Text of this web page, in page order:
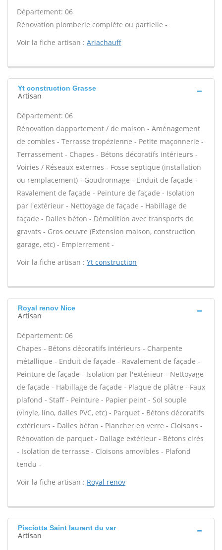
Département: 06
Rénovation plomberie complète ou partielle -
Voir la fiche artisan : Ariachauff
Yt construction Grasse
Artisan
Département: 06
Rénovation dappartement / de maison - Aménagement
de combles - Terrasse tropézienne - Petite maçonnerie -
Terrassement - Chapes - Bétons décoratifs intérieurs -
Voiries / Réseaux externes - Fosse septique (installation
ou remplacement) - Goudronnage - Enduit de façade -
Ravalement de façade - Peinture de façade - Isolation
par l'extérieur - Nettoyage de façade - Habillage de
façade - Dalles béton - Démolition avec transports de
gravats - Gros oeuvre (Extension maison, construction
garage, etc) - Empierrement -
Voir la fiche artisan : Yt construction
Royal renov Nice
Artisan
Département: 06
Chapes - Bétons décoratifs intérieurs - Charpente
métallique - Enduit de façade - Ravalement de façade -
Peinture de façade - Isolation par l'extérieur - Nettoyage
de façade - Habillage de façade - Plaque de plâtre - Faux
plafond - Staff - Peinture - Papier peint - Sol souple
(vinyle, lino, dalles PVC, etc) - Parquet - Bétons décoratifs
extérieurs - Dalles béton - Plancher en verre - Cloisons -
Rénovation de parquet - Dallage extérieur - Bétons cirés
- Isolation de terrasse - Cloisons amovibles - Plafond
tendu -
Voir la fiche artisan : Royal renov
Pisciotta Saint laurent du var
Artisan